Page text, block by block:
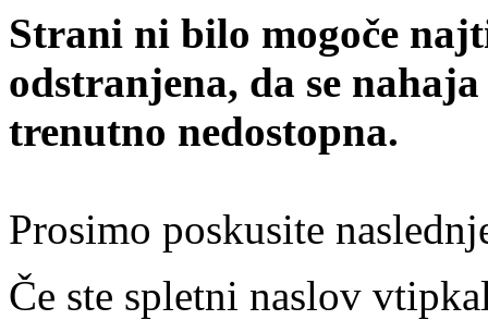
Strani ni bilo mogoče
odstranjena, da se
trenutno nedostopna.
Prosimo poskusite
Če ste spletni naslov